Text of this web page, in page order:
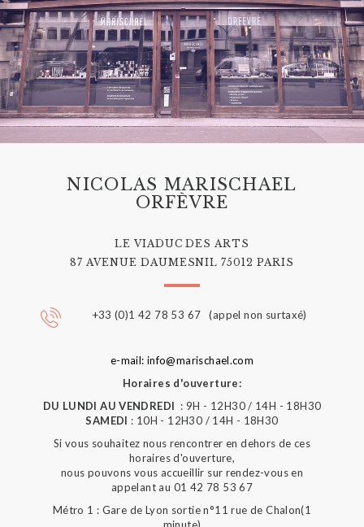
NICOLAS MARISCHAEL
ORFÈVRE
LE VIADUC DES ARTS
87 AVENUE DAUMESNIL 75012 PARIS
+33 (0)1 42 78 53 67 (appel non surtaxé)
e-mail: info@marischael.com
Horaires d'ouverture:
DU LUNDI AU VENDREDI : 9H - 12H30 / 14H - 18H30
SAMEDI : 10H - 12H30 / 14H - 18H30
Si vous souhaitez nous rencontrer en dehors de ces
horaires d'ouverture,
nous pouvons vous accueillir sur rendez-vous en
appelant au 01 42 78 53 67
Métro 1 : Gare de Lyon sortie n°11 rue de Chalon(1
minute)